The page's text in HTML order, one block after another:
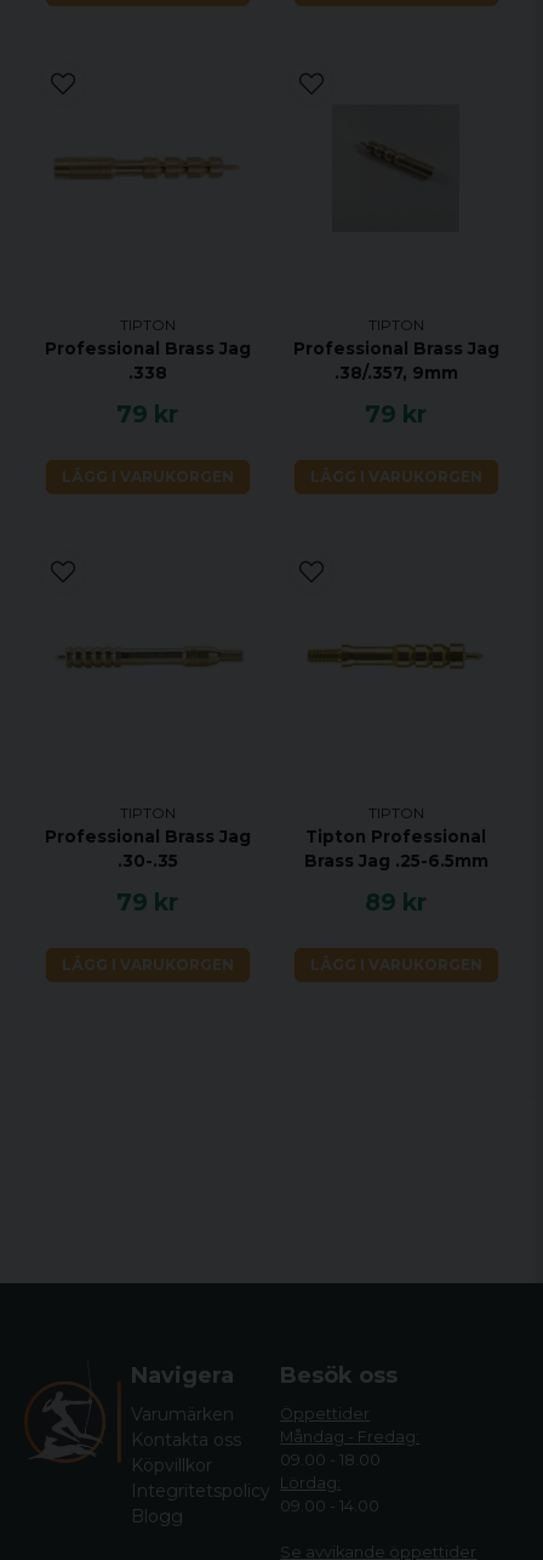
TIPTON
Professional Brass Jag
.338
79 kr
LÄGG I VARUKORGEN
TIPTON
Professional Brass Jag
.38/.357, 9mm
79 kr
LÄGG I VARUKORGEN
TIPTON
Professional Brass Jag
.30-.35
79 kr
LÄGG I VARUKORGEN
TIPTON
Tipton Professional
Brass Jag .25-6.5mm
89 kr
LÄGG I VARUKORGEN
Navigera
Varumärken
Kontakta oss
Köpvillkor
Integritetspolicy
Blogg
Besök oss
Öppettider
Måndag - Fredag:
09.00 - 18.00
Lördag:
09.00 - 14.00
Se avvikande öppettider